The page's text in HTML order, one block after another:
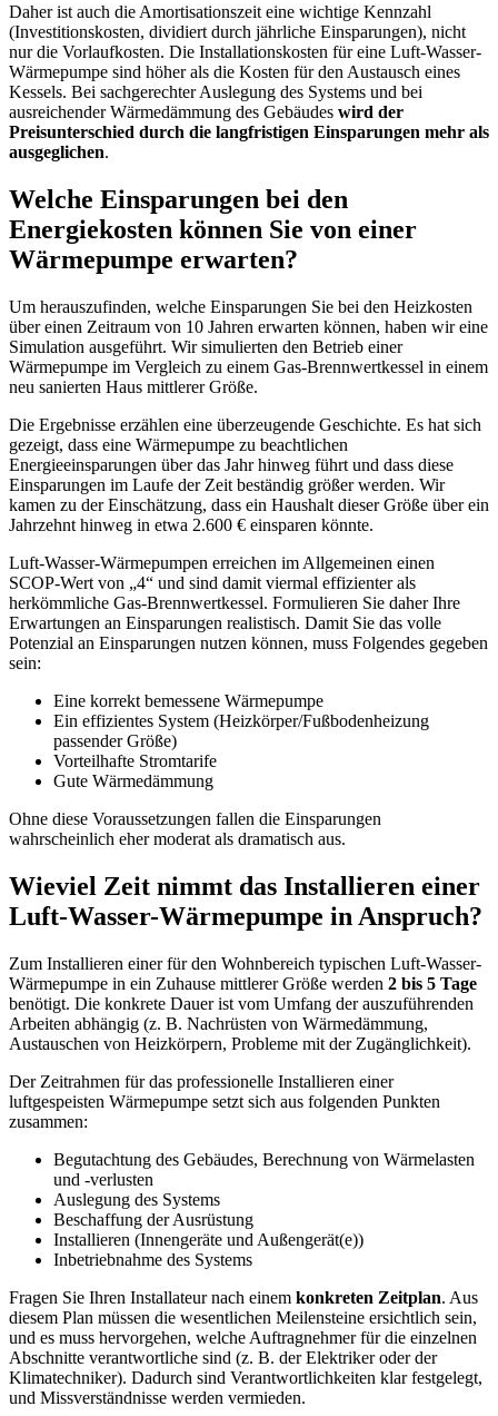
Daher ist auch die Amortisationszeit eine wichtige Kennzahl
(Investitionskosten, dividiert durch jährliche Einsparungen), nicht
nur die Vorlaufkosten. Die Installationskosten für eine Luft-Wasser-
Wärmepumpe sind höher als die Kosten für den Austausch eines
Kessels. Bei sachgerechter Auslegung des Systems und bei
ausreichender Wärmedämmung des Gebäudes wird der
Preisunterschied durch die langfristigen Einsparungen mehr als
ausgeglichen.
Welche Einsparungen bei den
Energiekosten können Sie von einer
Wärmepumpe erwarten?
Um herauszufinden, welche Einsparungen Sie bei den Heizkosten
über einen Zeitraum von 10 Jahren erwarten können, haben wir eine
Simulation ausgeführt. Wir simulierten den Betrieb einer
Wärmepumpe im Vergleich zu einem Gas-Brennwertkessel in einem
neu sanierten Haus mittlerer Größe.
Die Ergebnisse erzählen eine überzeugende Geschichte. Es hat sich
gezeigt, dass eine Wärmepumpe zu beachtlichen
Energieeinsparungen über das Jahr hinweg führt und dass diese
Einsparungen im Laufe der Zeit beständig größer werden. Wir
kamen zu der Einschätzung, dass ein Haushalt dieser Größe über ein
Jahrzehnt hinweg in etwa 2.600 € einsparen könnte.
Luft-Wasser-Wärmepumpen erreichen im Allgemeinen einen
SCOP-Wert von „4“ und sind damit viermal effizienter als
herkömmliche Gas-Brennwertkessel. Formulieren Sie daher Ihre
Erwartungen an Einsparungen realistisch. Damit Sie das volle
Potenzial an Einsparungen nutzen können, muss Folgendes gegeben
sein:
Eine korrekt bemessene Wärmepumpe
Ein effizientes System (Heizkörper/Fußbodenheizung
passender Größe)
Vorteilhafte Stromtarife
Gute Wärmedämmung
Ohne diese Voraussetzungen fallen die Einsparungen
wahrscheinlich eher moderat als dramatisch aus.
Wieviel Zeit nimmt das Installieren einer
Luft-Wasser-Wärmepumpe in Anspruch?
Zum Installieren einer für den Wohnbereich typischen Luft-Wasser-
Wärmepumpe in ein Zuhause mittlerer Größe werden 2 bis 5 Tage
benötigt. Die konkrete Dauer ist vom Umfang der auszuführenden
Arbeiten abhängig (z. B. Nachrüsten von Wärmedämmung,
Austauschen von Heizkörpern, Probleme mit der Zugänglichkeit).
Der Zeitrahmen für das professionelle Installieren einer
luftgespeisten Wärmepumpe setzt sich aus folgenden Punkten
zusammen:
Begutachtung des Gebäudes, Berechnung von Wärmelasten
und -verlusten
Auslegung des Systems
Beschaffung der Ausrüstung
Installieren (Innengeräte und Außengerät(e))
Inbetriebnahme des Systems
Fragen Sie Ihren Installateur nach einem konkreten Zeitplan. Aus
diesem Plan müssen die wesentlichen Meilensteine ersichtlich sein,
und es muss hervorgehen, welche Auftragnehmer für die einzelnen
Abschnitte verantwortliche sind (z. B. der Elektriker oder der
Klimatechniker). Dadurch sind Verantwortlichkeiten klar festgelegt,
und Missverständnisse werden vermieden.